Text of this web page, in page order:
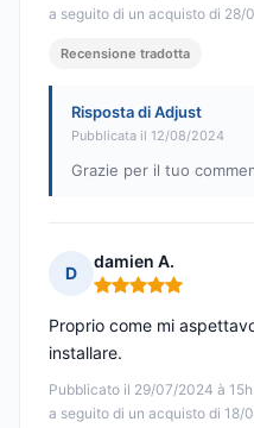
a seguito di un acquisto di 28/
Recensione tradotta
Risposta di Adjust
Pubblicata il 12/08/2024
Grazie per il tuo
D
damien A.
Nota: 5 su 5
Pubblicato il 29/07/2024 à
a seguito di un acquisto di 18/
Proprio come mi
installare.